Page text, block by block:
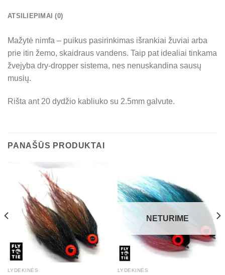
ATSILIEPIMAI (0)
Mažytė nimfa – puikus pasirinkimas išrankiai žuviai arba
prie itin žemo, skaidraus vandens. Taip pat idealiai tinkama
žvejyba dry-dropper sistema, nes nenuskandina sausų
musių.
Rišta ant 20 dydžio kabliuko su 2.5mm galvute.
PANAŠŪS PRODUKTAI
LYDEKINĖS
NETURIME
LYDEKINĖS